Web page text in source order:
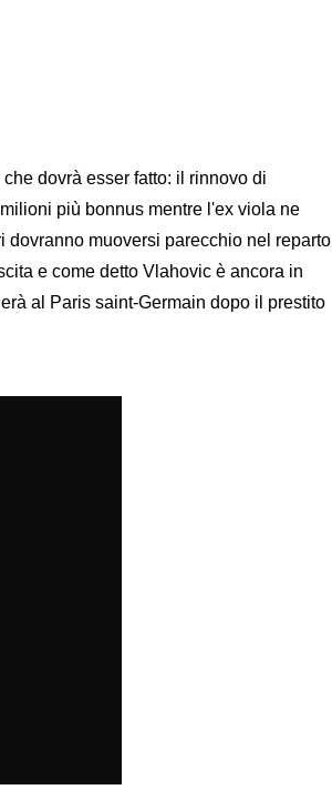
dovrà esser fatto: il rinnovo di
più bonnus mentre l'ex viola ne
dovranno muoversi parecchio nel reparto
e come detto Vlahovic è ancora in
al Paris saint-Germain dopo il prestito